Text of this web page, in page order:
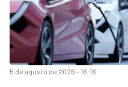
5 de agosto de 2026 - 16:16